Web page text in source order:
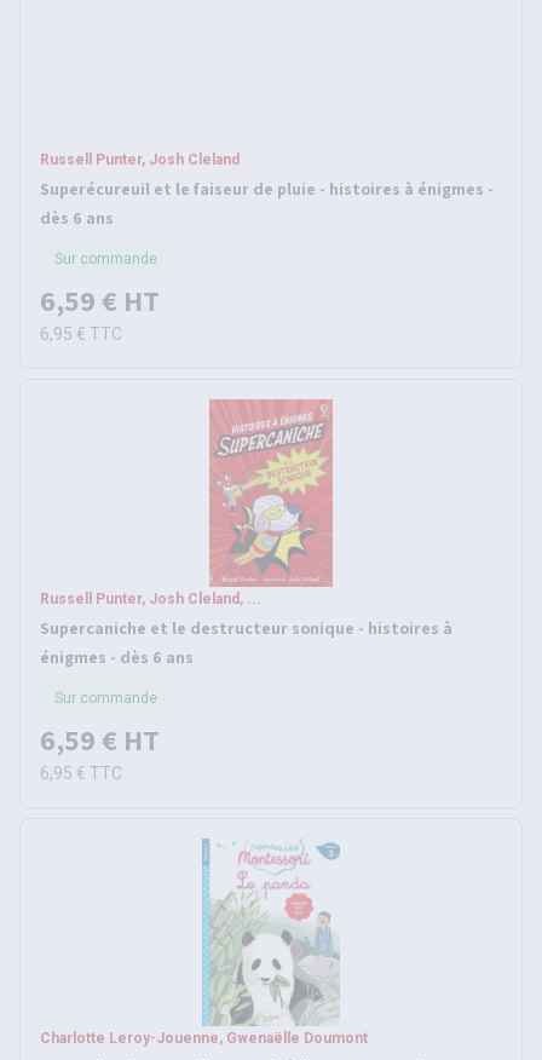
Russell Punter, Josh Cleland
Superécureuil et le faiseur de pluie - histoires à énigmes -
dès 6 ans
Sur commande
6,59 € HT
6,95 € TTC
Russell Punter, Josh Cleland, ...
Supercaniche et le destructeur sonique - histoires à
énigmes - dès 6 ans
Sur commande
6,59 € HT
6,95 € TTC
Charlotte Leroy-Jouenne, Gwenaëlle Doumont